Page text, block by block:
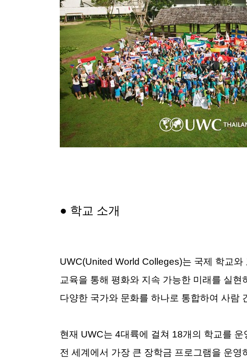
● 학교 소개
UWC(United World Colleges)는 국제 학교
교육을 통해 평화와 지속 가능한 미래를 실현
다양한 국가와 문화를 하나로 통합하여 사람
현재 UWC는 4대륙에 걸쳐 18개의 학교를 운
전 세계에서 가장 큰 장학금 프로그램을 운영